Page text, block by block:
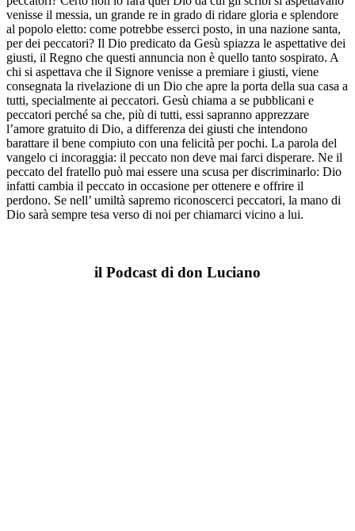
venisse il messia, un grande re in grado di ridare gloria e splendore
al popolo eletto: come potrebbe esserci posto, in una nazione santa,
per dei peccatori? Il Dio predicato da Gesù spiazza le aspettative dei
giusti, il Regno che questi annuncia non è quello tanto sospirato. A
chi si aspettava che il Signore venisse a premiare i giusti, viene
consegnata la rivelazione di un Dio che apre la porta della sua casa a
tutti, specialmente ai peccatori. Gesù chiama a se pubblicani e
peccatori perché sa che, più di tutti, essi sapranno apprezzare
l’amore gratuito di Dio, a differenza dei giusti che intendono
barattare il bene compiuto con una felicità per pochi. La parola del
vangelo ci incoraggia: il peccato non deve mai farci disperare. Ne il
peccato del fratello può mai essere una scusa per discriminarlo: Dio
infatti cambia il peccato in occasione per ottenere e offrire il
perdono. Se nell’ umiltà sapremo riconoscerci peccatori, la mano di
Dio sarà sempre tesa verso di noi per chiamarci vicino a lui.
il Podcast di don Luciano